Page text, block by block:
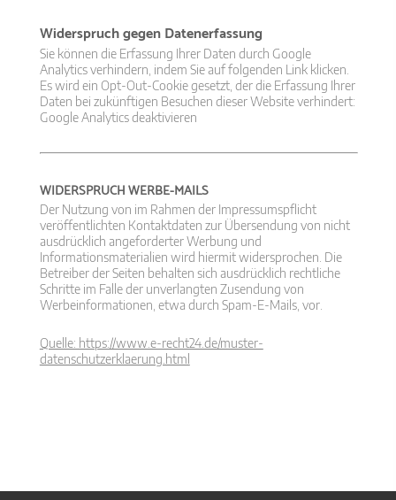
Widerspruch gegen Datenerfassung
Sie können die Erfassung Ihrer Daten durch Google
Analytics verhindern, indem Sie auf folgenden Link klicken.
Es wird ein Opt-Out-Cookie gesetzt, der die Erfassung Ihrer
Daten bei zukünftigen Besuchen dieser Website verhindert:
Google Analytics deaktivieren
WIDERSPRUCH WERBE-MAILS
Der Nutzung von im Rahmen der Impressumspflicht
veröffentlichten Kontaktdaten zur Übersendung von nicht
ausdrücklich angeforderter Werbung und
Informationsmaterialien wird hiermit widersprochen. Die
Betreiber der Seiten behalten sich ausdrücklich rechtliche
Schritte im Falle der unverlangten Zusendung von
Werbeinformationen, etwa durch Spam-E-Mails, vor.
Quelle: https://www.e-recht24.de/muster-
datenschutzerklaerung.html